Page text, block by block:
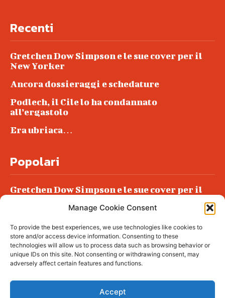
Manage Cookie Consent
To provide the best experiences, we use technologies like cookies to
store and/or access device information. Consenting to these
technologies will allow us to process data such as browsing behavior or
unique IDs on this site. Not consenting or withdrawing consent, may
adversely affect certain features and functions.
Accept
Recenti
Gretchen Dow Simpson e le sue cover per il
New Yorker
Ancora dossieraggi e schedature
Podlech, il Cile lo ha condannato
all’ergastolo
Era ubriaca…
Popolari
Gretchen Dow Simpson e le sue cover per il
Podlech, il Cile lo ha condannato
all’ergastolo
Era ubriaca…